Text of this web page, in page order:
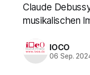
Claude
musikalischen
IOCO
06 Sep.